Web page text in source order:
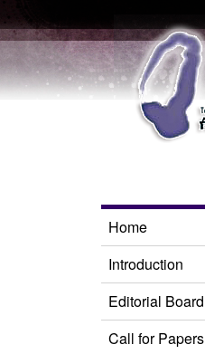
Home
Introduction
Editorial Board
Call for Papers